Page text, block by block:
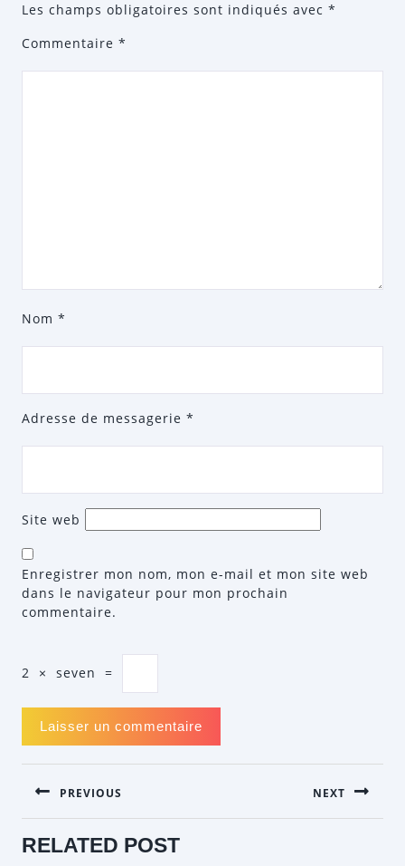
Les champs obligatoires sont indiqués avec *
Commentaire *
Nom *
Adresse de messagerie *
Site web
Enregistrer mon nom, mon e-mail et mon site web
dans le navigateur pour mon prochain
commentaire.
2 × seven =
NAVIGATION
DE
L’ARTICLE
PREVIOUS
post:
NEXT
RELATED POST